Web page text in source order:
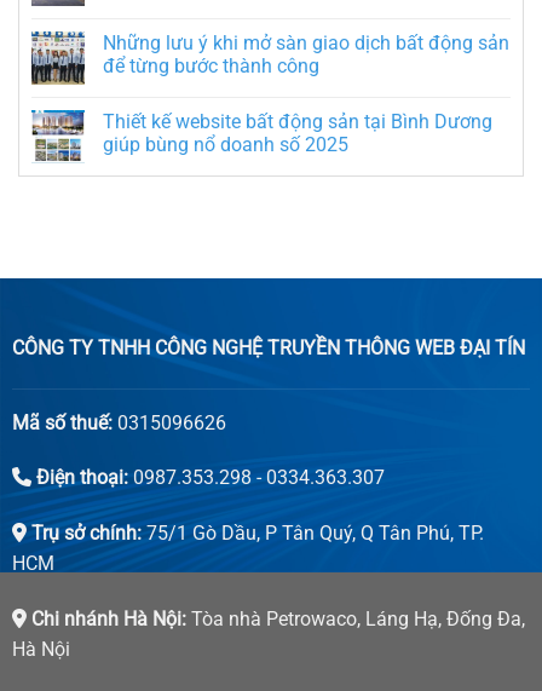
Những lưu ý khi mở sàn giao dịch bất động sản
để từng bước thành công
Thiết kế website bất động sản tại Bình Dương
giúp bùng nổ doanh số 2025
CÔNG TY TNHH CÔNG NGHỆ TRUYỀN THÔNG WEB ĐẠI TÍN
Mã số thuế:0315096626
Điện thoại:0987.353.298 - 0334.363.307
Trụ sở chính:75/1 Gò Dầu, P Tân Quý, Q Tân Phú, TP.
HCM
Chi nhánh Hà Nội:Tòa nhà Petrowaco, Láng Hạ, Đống Đa,
Hà Nội